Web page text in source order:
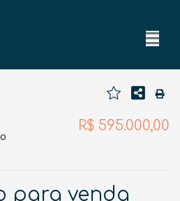
R$ 595.000,00
para venda